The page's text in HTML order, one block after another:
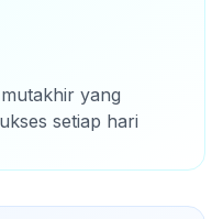
yang
setiap hari